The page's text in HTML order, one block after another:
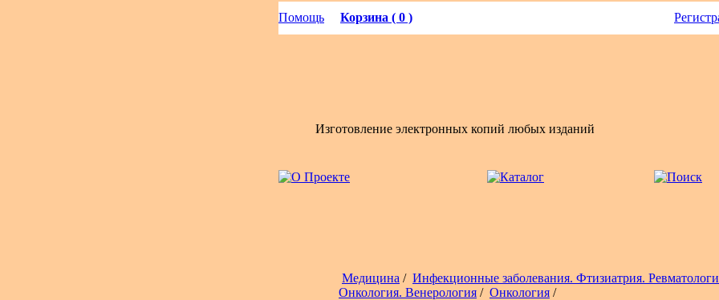
Помощь Корзина ( 0 )
Изготовление электронных копий любых изданий
Медицина / Инфекционные заболевания. Фтизиатрия.
Онкология. Венерология / Онкология /